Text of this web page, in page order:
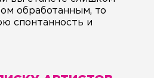
обработанным, то
спонтанность и